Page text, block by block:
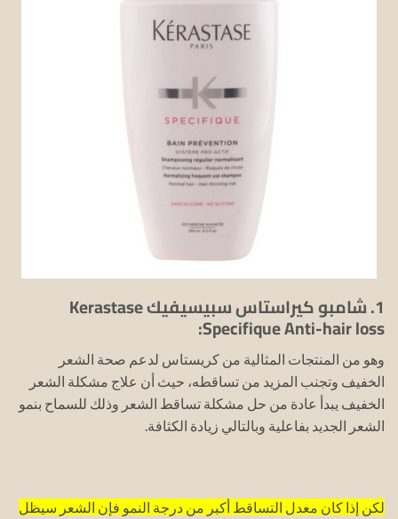
1. شامبو كيراستاس سبيسيفيك Kerastase
Specifique Anti-hair loss:
وهو من المنتجات المثالية من كريستاس لدعم صحة الشعر
الخفيف وتجنب المزيد من تساقطه، حيث أن علاج مشكلة الشعر
الخفيف يبدأ عادة من حل مشكلة تساقط الشعر وذلك للسماح بنمو
الشعر الجديد بفاعلية وبالتالي زيادة الكثافة.
لكن إذا كان معدل التساقط أكبر من درجة النمو فإن الشعر سيظل